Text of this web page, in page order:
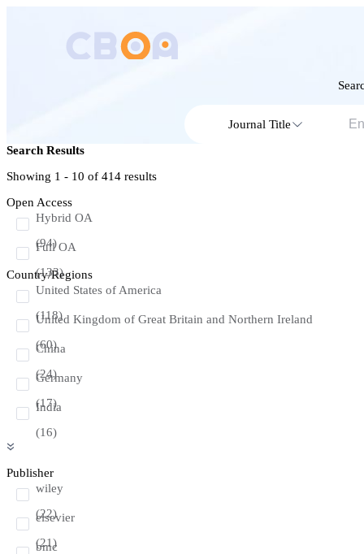
Journal Title
Search Results
Showing 1 - 10 of 414 results
Open Access
Hybrid OA
(94)
Full OA
(133)
Country/Regions
United States of America
(118)
United Kingdom of Great Britain and Northern Ireland
(60)
China
(24)
Germany
(17)
India
(16)
Publisher
wiley
(22)
elsevier
(21)
bmc